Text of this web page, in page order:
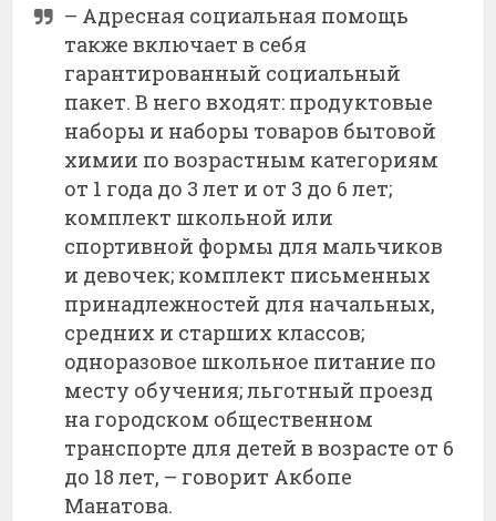
– Адресная социальная помощь
также включает в себя
гарантированный социальный
пакет. В него входят: продуктовые
наборы и наборы товаров бытовой
химии по возрастным категориям
от 1 года до 3 лет и от 3 до 6 лет;
комплект школьной или
спортивной формы для мальчиков
и девочек; комплект письменных
принадлежностей для начальных,
средних и старших классов;
одноразовое школьное питание по
месту обучения; льготный проезд
на городском общественном
транспорте для детей в возрасте от 6
до 18 лет, – говорит Акбопе
Манатова.